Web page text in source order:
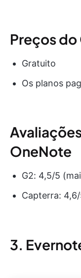
Preços
Gratuito
Os planos
OneNote
G2: 4,5/5
Capterra:
3.